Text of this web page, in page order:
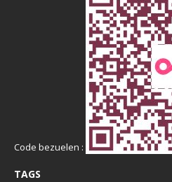
Code bezuelen :
TAGS